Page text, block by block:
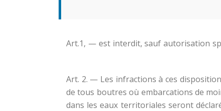
Art.1, — est interdit, sauf autorisation
Art. 2. — Les infractions à ces
de tous boutres où embarcations de
dans les eaux territoriales seront